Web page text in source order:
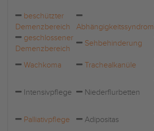
beschützter
Demenzbereich
Abhängigkeitssyndrom
geschlossener
Demenzbereich
Sehbehinderung
Wachkoma
Trachealkanüle
Intensivpflege Niederflurbetten
Palliativpflege
Adipositas